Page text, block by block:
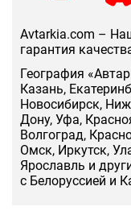
Аvtarkia.com –
гарантия
География
Казань,
Новосибирск,
Дону, Уфа,
Волгоград,
Омск, Иркутск,
Ярославль и
с Белоруссией и